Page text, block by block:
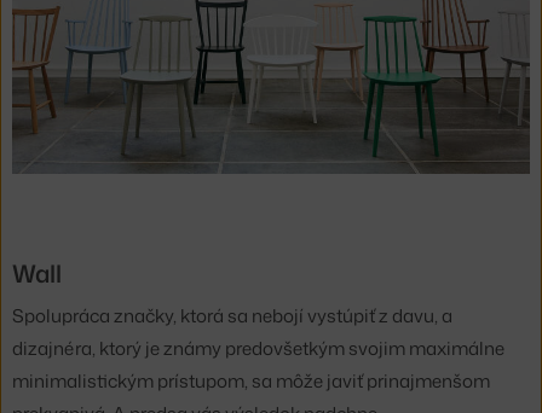
Wall
Spolupráca značky, ktorá sa nebojí vystúpiť z davu, a
dizajnéra, ktorý je známy predovšetkým svojim maximálne
minimalistickým prístupom, sa môže javiť prinajmenšom